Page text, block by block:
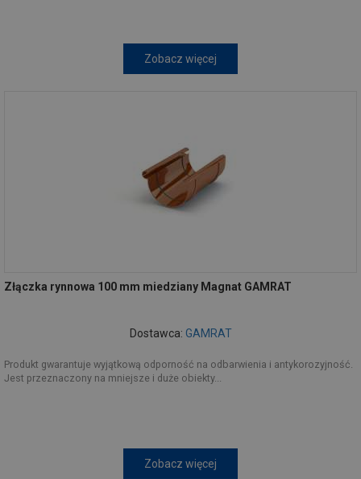
Zobacz więcej
Złączka rynnowa 100 mm miedziany Magnat GAMRAT
Dostawca: GAMRAT
Produkt gwarantuje wyjątkową odporność na odbarwienia i antykorozyjność.
Jest przeznaczony na mniejsze i duże obiekty...
Zobacz więcej